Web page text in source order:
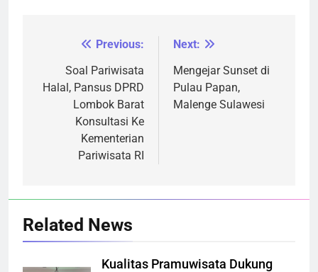
NavigasiPrevious:
Soal Pariwisata
Halal, Pansus DPRD
Lombok Barat
Konsultasi Ke
Kementerian
Pariwisata RI
Next:
Mengejar Sunset di
Pulau Papan,
Malenge Sulawesi
Related News
Kualitas Pramuwisata Dukung